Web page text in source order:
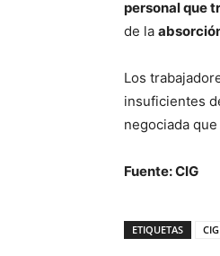
personal que
de la
Los
insuficientes
negociada
Fuente: CIG
ETIQUETAS CIG